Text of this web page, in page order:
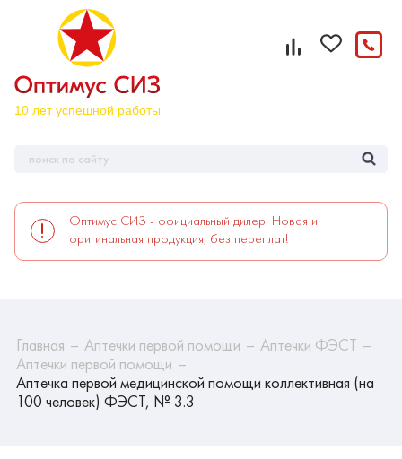
Оптимус СИЗ - официальный дилер. Новая и
оригинальная продукция, без переплат!
Главная Аптечки первой помощи
Аптечки ФЭСТ
Аптечки первой помощи
Аптечка первой медицинской помощи коллективная (на
100 человек) ФЭСТ, № 3.3